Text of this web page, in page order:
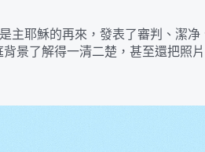
耶穌的再來，發表了審判、潔
景了解得一清二楚，甚至還把照